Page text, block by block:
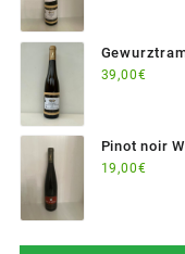
39,00€
Pinot noir
19,00€